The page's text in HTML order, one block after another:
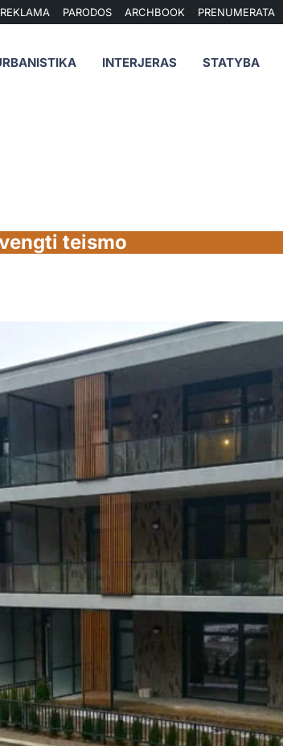
REKLAMA PARODOS ARCHBOOK PRENUMERATA
INTERJERAS STATYBA
teismo